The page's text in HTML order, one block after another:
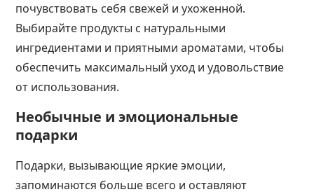
почувствовать себя свежей и ухоженной.
Выбирайте продукты с натуральными
ингредиентами и приятными ароматами, чтобы
обеспечить максимальный уход и удовольствие
от использования​​.
Необычные и эмоциональные
подарки
Подарки, вызывающие яркие эмоции,
запоминаются больше всего и оставляют